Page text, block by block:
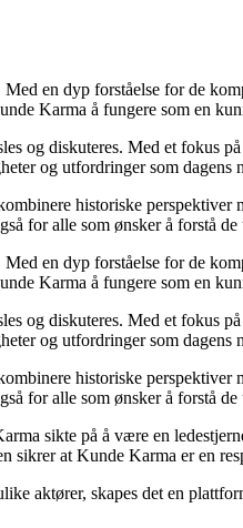
en dyp forståelse for de
Karma å fungere som en
diskuteres. Med et fokus
og utfordringer som dagens
historiske perspektiver
for alle som ønsker å forstå
en dyp forståelse for de
Karma å fungere som en
diskuteres. Med et fokus
og utfordringer som dagens
historiske perspektiver
for alle som ønsker å forstå
sikte på å være en
at Kunde Karma er en
aktører, skapes det en